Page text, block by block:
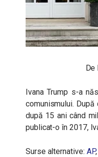
Ivana Trump s-a
comunismului.
după 15 ani când
publicat-o în 2017,
Surse alternative: AP